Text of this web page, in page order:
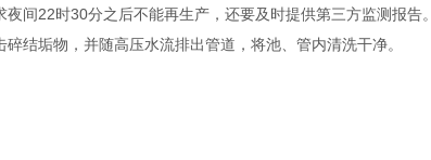
间22时30分之后不能再生产，还要及时提供第三方监测报告。
结垢物，并随高压水流排出管道，将池、管内清洗干净。